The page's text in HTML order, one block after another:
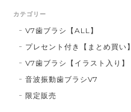
カテゴリー
V7歯ブラシ【ALL】
プレセント付き【まとめ買い】
V7歯ブラシ【イラスト入り】
音波振動歯ブラシV7
限定販売